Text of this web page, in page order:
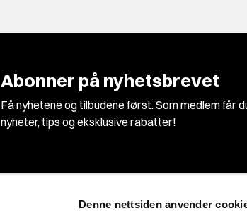
Denne nettsiden anvender
Abonner på nyhetsbrevet
Få nyhetene og tilbudene først. Som medlem får
nyheter, tips og eksklusive rabatter!